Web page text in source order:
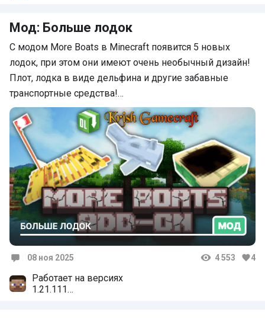
Мод: Больше лодок
С модом More Boats в Minecraft появится 5 новых
лодок, при этом они имеют очень необычный дизайн!
Плот, лодка в виде дельфина и другие забавные
транспортные средства!…
08 ноя 2025 4 553 4
Работает на версиях
1.21.111